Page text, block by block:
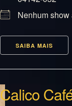
Nenhum
SAIBA MAIS
Calico